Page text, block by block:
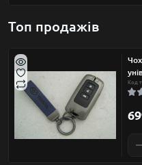
Топ продажів
Код